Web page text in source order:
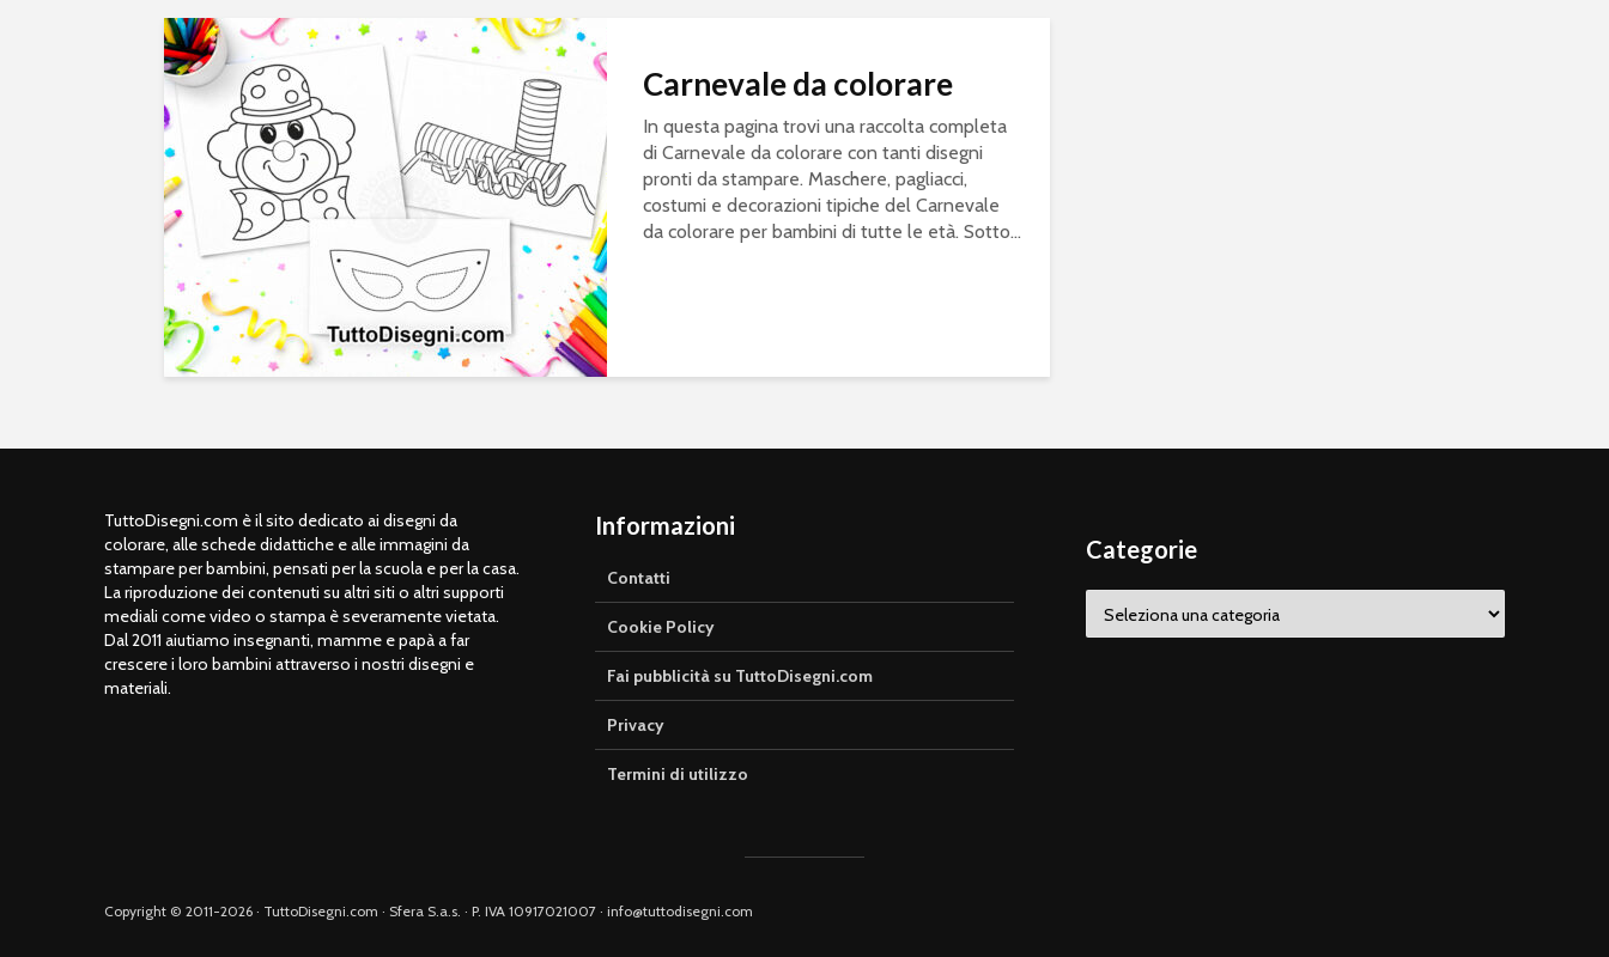
Carnevale da colorare
In questa pagina trovi una raccolta completa
di Carnevale da colorare con tanti disegni
pronti da stampare. Maschere, pagliacci,
costumi e decorazioni tipiche del Carnevale
da colorare per bambini di tutte le età. Sotto...
TuttoDisegni.com è il sito dedicato ai disegni da
colorare, alle schede didattiche e alle immagini da
stampare per bambini, pensati per la scuola e per la casa.
La riproduzione dei contenuti su altri siti o altri supporti
mediali come video o stampa è severamente vietata.
Dal 2011 aiutiamo insegnanti, mamme e papà a far
crescere i loro bambini attraverso i nostri disegni e
materiali.
Informazioni
Contatti
Cookie Policy
Fai pubblicità su TuttoDisegni.com
Privacy
Termini di utilizzo
Categorie
Copyright © 2011-2026 · TuttoDisegni.com · Sfera S.a.s. · P. IVA 10917021007 · info@tuttodisegni.com